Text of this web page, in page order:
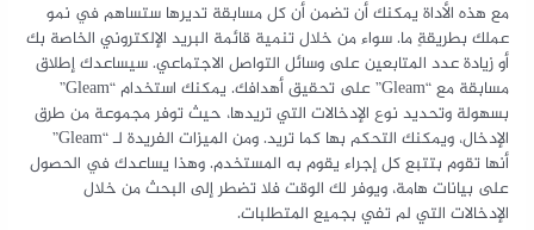
مع هذه الأداة يمكنك أن تضمن أن كل مسابقة تديرها ستساهم في نمو
عملك بطريقةٍ ما. سواء من خلال تنمية قائمة البريد الإلكتروني الخاصة بك
أو زيادة عدد المتابعين على وسائل التواصل الاجتماعي. سيساعدك إطلاق
مسابقة مع “Gleam” على تحقيق أهدافك.
يمكنك استخدام “Gleam”
بسهولة وتحديد نوع الإدخالات التي تريدها، حيث توفر مجموعة من طرق
الإدخال، ويمكنك التحكم بها كما تريد.
ومن الميزات الفريدة لـ “Gleam”
أنها تقوم بتتبع كل إجراء يقوم به المستخدم. وهذا يساعدك في الحصول
على بيانات هامة، ويوفر لك الوقت فلا تضطر إلى البحث من خلال
الإدخالات التي لم تفي بجميع المتطلبات.